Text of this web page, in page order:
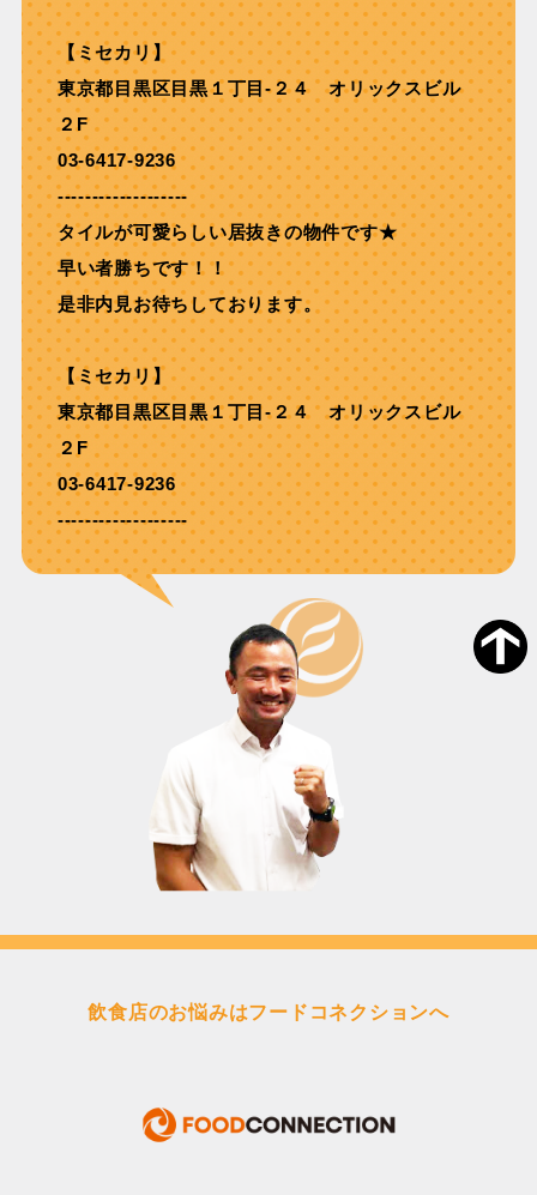
【ミセカリ】
東京都目黒区目黒１丁目-２４ オリックスビル
２F
03-6417-9236
-------------------
タイルが可愛らしい居抜きの物件です★
早い者勝ちです！！
是非内見お待ちしております。
【ミセカリ】
東京都目黒区目黒１丁目-２４ オリックスビル
２F
03-6417-9236
-------------------
飲食店のお悩みはフードコネクションへ